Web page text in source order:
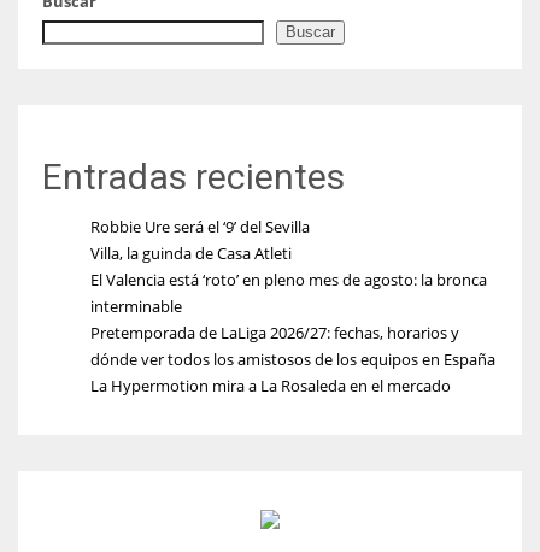
Buscar
Entradas recientes
Robbie Ure será el ‘9’ del Sevilla
Villa, la guinda de Casa Atleti
El Valencia está ‘roto’ en pleno mes de agosto: la bronca
interminable
Pretemporada de LaLiga 2026/27: fechas, horarios y
dónde ver todos los amistosos de los equipos en España
La Hypermotion mira a La Rosaleda en el mercado